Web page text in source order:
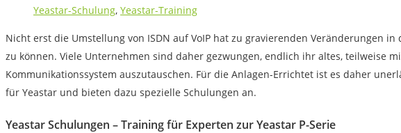
Yeastar-Schulung, Yeastar-Training
Nicht erst die Umstellung von ISDN auf VoIP hat zu gravierenden Veränderungen
zu können. Viele Unternehmen sind daher gezwungen, endlich ihr altes, teilweise
Kommunikationssystem auszutauschen. Für die Anlagen-Errichtet ist es daher
für Yeastar und bieten dazu spezielle Schulungen an.
Yeastar Schulungen – Training für Experten zur Yeastar P-Serie